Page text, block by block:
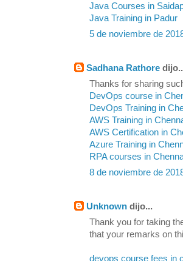
Java Courses in
Java Training in Padur
5 de noviembre de
Sadhana Rathore
Thanks for sharing
DevOps course in
DevOps Training in
AWS Training in
AWS Certification in
Azure Training in
RPA courses in
8 de noviembre de
Unknown dijo...
Thank you for taking
that your remarks on
devops course fees in